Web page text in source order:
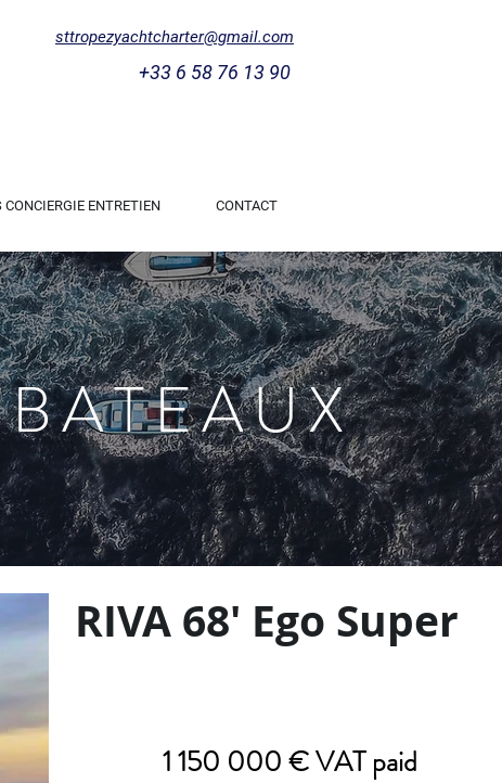
sttropezyachtcharter@gmail.com
+33 6 58 76 13 90
CONCIERGIE ENTRETIEN CONTACT
RIVA 68' Ego Super
1 150 000 € VAT paid